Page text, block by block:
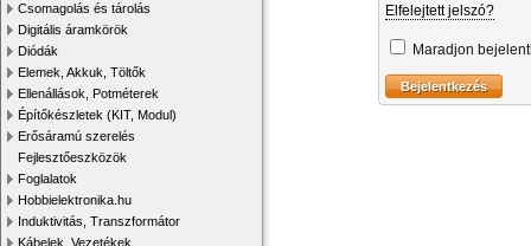
Csomagolás és tárolás
Digitális áramkörök
Diódák
Elemek, Akkuk, Töltők
Ellenállások, Potméterek
Építőkészletek (KIT, Modul)
Erősáramú szerelés
Fejlesztőeszközök
Foglalatok
Hobbielektronika.hu
Induktivitás, Transzformátor
Kábelek, Vezetékek
Elfelejtett jelszó?
Maradjon